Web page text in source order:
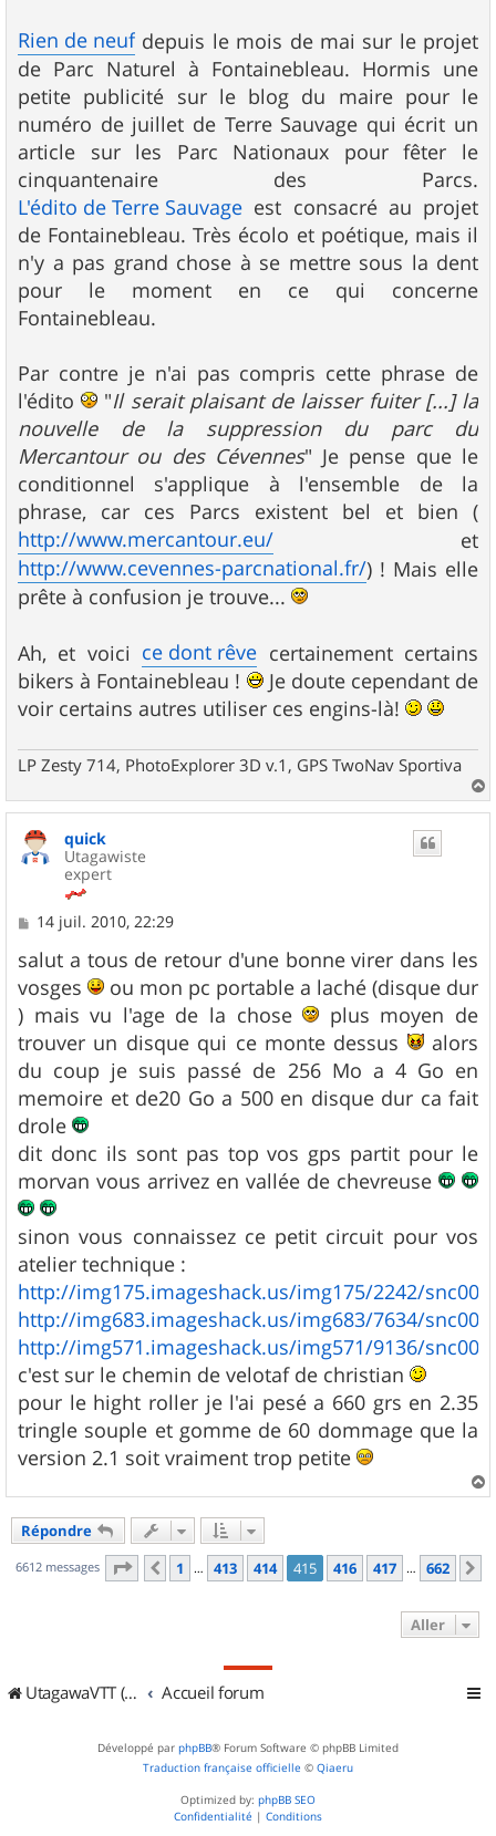
Rien de neuf depuis le mois de mai sur le projet
de Parc Naturel à Fontainebleau. Hormis une
petite publicité sur le blog du maire pour le
numéro de juillet de Terre Sauvage qui écrit un
article sur les Parc Nationaux pour fêter le
cinquantenaire des Parcs.
L'édito de Terre Sauvage est consacré au projet
de Fontainebleau. Très écolo et poétique, mais il
n'y a pas grand chose à se mettre sous la dent
pour le moment en ce qui concerne
Fontainebleau.
Par contre je n'ai pas compris cette phrase de
l'édito
"Il serait plaisant de laisser fuiter [...] la
nouvelle de la suppression du parc du
Mercantour ou des Cévennes" Je pense que le
conditionnel s'applique à l'ensemble de la
phrase, car ces Parcs existent bel et bien (
http://www.mercantour.eu/ et
http://www.cevennes-parcnational.fr/) ! Mais elle
prête à confusion je trouve...
Ah, et voici ce dont rêve certainement certains
bikers à Fontainebleau !
Je doute cependant de
voir certains autres utiliser ces engins-là!
LP Zesty 714, PhotoExplorer 3D v.1, GPS TwoNav Sportiva
a
quick
Utagawiste
expert
M
s
s
a
g
e
14 juil. 2010, 22:29
salut a tous de retour d'une bonne virer dans les
vosges
ou mon pc portable a laché (disque dur
) mais vu l'age de la chose
plus moyen de
trouver un disque qui ce monte dessus
alors
du coup je suis passé de 256 Mo a 4 Go en
memoire et de20 Go a 500 en disque dur ca fait
drole
dit donc ils sont pas top vos gps partit pour le
morvan vous arrivez en vallée de chevreuse
sinon vous connaissez ce petit circuit pour vos
atelier technique :
http://img175.imageshack.us/img175/2242/
http://img683.imageshack.us/img683/7634/
http://img571.imageshack.us/img571/9136/
c'est sur le chemin de velotaf de christian
pour le hight roller je l'ai pesé a 660 grs en 2.35
tringle souple et gomme de 60 dommage que la
version 2.1 soit vraiment trop petite
a
Répondre
6612 messages Page 415 sur662
Précédent
1 … 413 414 415 416 417 … 662
Aller
UtagawaVTT (Randos VTT et VTTAE avec traces GPS) Accueil forum
Développé par phpBB® Forum Software © phpBB Limited
Traduction française officielle © Qiaeru
Optimized by: phpBB SEO
Confidentialité | Conditions